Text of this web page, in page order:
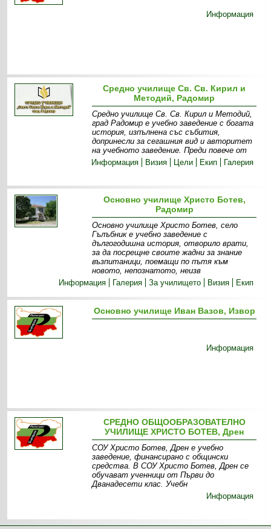
Информация
Средно училище Св. Св. Кирил и
Методий, Радомир
Средно училище Св. Св. Кирил и Методий,
град Радомир е учебно заведение с богата
история, изпълнена със събития,
допринесли за сегашния вид и авторитет
на учебното заведение. Преди повече от
Информация
Визия Цели Екип Галерия
Основно училище Христо Ботев,
Радомир
Основно училище Христо Ботев, село
Гълъбник е учебно заведение с
дългогодишна история, отворило врати,
за да посрещне своите жадни за знание
възпитаници, поемащи по пътя към
новото, непознатото, неизв
Информация
Галерия За училището Визия Екип
Основно училище Иван Вазов, Извор
Информация
СРЕДНО ОБЩООБРАЗОВАТЕЛНО
УЧИЛИЩЕ ХРИСТО БОТЕВ, Дрен
СОУ Христо Ботев, Дрен е учебно
заведение, финансирано с общински
средства. В СОУ Христо Ботев, Дрен се
обучават ученници от Първи до
Дванадесети клас. Учебн
Информация